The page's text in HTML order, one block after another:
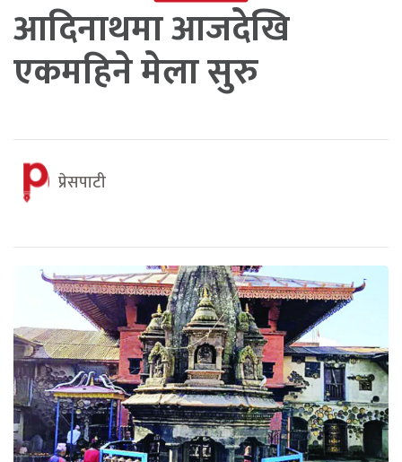
आदिनाथमा आजदेखि
एकमहिने मेला सुरु
प्रेसपाटी